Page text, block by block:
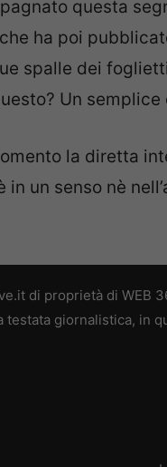
questa
ha poi
spalle dei
Un semplice
la diretta
in un senso nè
di proprietà di WEB
testata giornalistica, in